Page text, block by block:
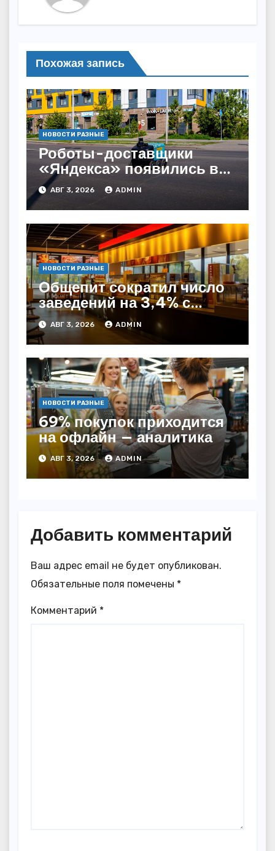
Похожая запись
НОВОСТИ РАЗНЫЕ
Роботы-доставщики
«Яндекса» появились в
Казахстане
АВГ 3, 2026 ADMIN
НОВОСТИ РАЗНЫЕ
Общепит сократил число
заведений на 3,4% с
начала года — INFOLine
АВГ 3, 2026 ADMIN
НОВОСТИ РАЗНЫЕ
69% покупок приходится
на офлайн — аналитика
АВГ 3, 2026 ADMIN
Добавить комментарий
Ваш адрес email не будет опубликован.
Обязательные поля помечены *
Комментарий *